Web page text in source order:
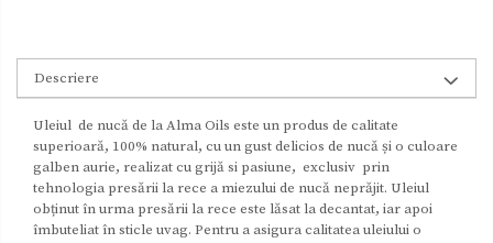
Descriere
Uleiul de nucă de la Alma Oils este un produs de calitate
superioară, 100% natural, cu un gust delicios de nucă și o culoare
galben aurie, realizat cu grijă si pasiune, exclusiv prin
tehnologia presării la rece a miezului de nucă neprăjit. Uleiul
obținut în urma presării la rece este lăsat la decantat, iar apoi
îmbuteliat în sticle uvag. Pentru a asigura calitatea uleiului o